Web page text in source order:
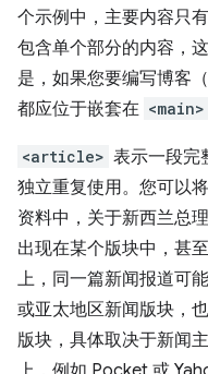
个示例中，主要内容只
包含单个部分的内容，
是，如果您要编写博客
都应位于嵌套在 <main>
<article> 表示一段完
独立重复使用。您可以
资料中，关于新西兰总
出现在某个版块中，甚
上，同一篇新闻报道可
或亚太地区新闻版块，
版块，具体取决于新闻